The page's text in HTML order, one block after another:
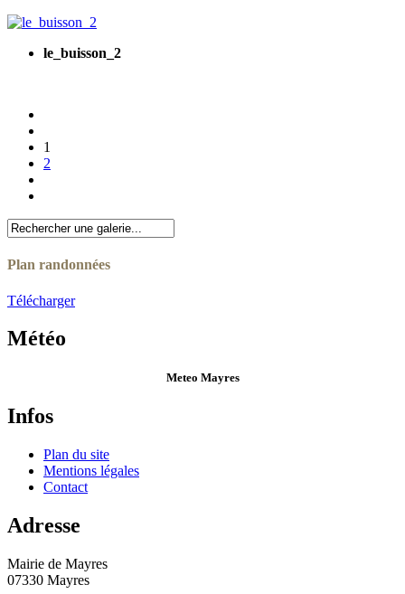
le_buisson_2
1
2
Plan randonnées
Télécharger
Météo
Meteo Mayres
Infos
Plan du site
Mentions légales
Contact
Adresse
Mairie de Mayres
07330 Mayres